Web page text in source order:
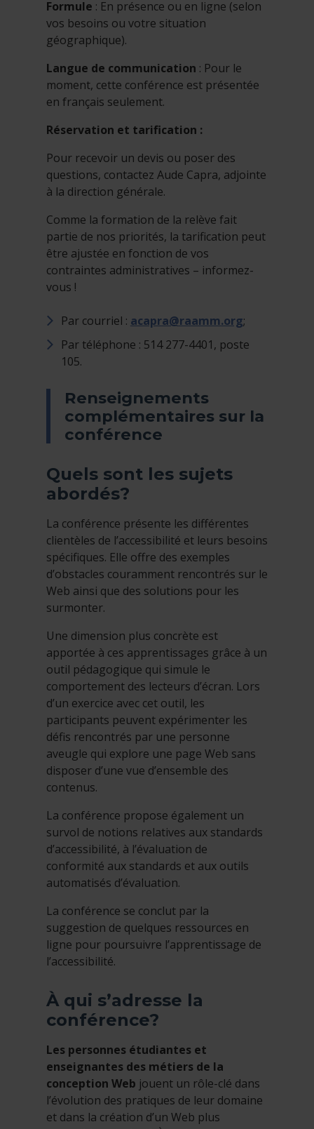
Formule : En présence ou en ligne (selon
vos besoins ou votre situation
géographique).
Langue de communication : Pour le
moment, cette conférence est présentée
en français seulement.
Réservation et tarification :
Pour recevoir un devis ou poser des
questions, contactez Aude Capra, adjointe
à la direction générale.
Comme la formation de la relève fait
partie de nos priorités, la tarification peut
être ajustée en fonction de vos
contraintes administratives – informez-
vous !
Par courriel : acapra@raamm.org;
Par téléphone : 514 277-4401, poste
105.
Renseignements
complémentaires sur la
conférence
Quels sont les sujets
abordés?
La conférence présente les différentes
clientèles de l’accessibilité et leurs besoins
spécifiques. Elle offre des exemples
d’obstacles couramment rencontrés sur le
Web ainsi que des solutions pour les
surmonter.
Une dimension plus concrète est
apportée à ces apprentissages grâce à un
outil pédagogique qui simule le
comportement des lecteurs d’écran. Lors
d’un exercice avec cet outil, les
participants peuvent expérimenter les
défis rencontrés par une personne
aveugle qui explore une page Web sans
disposer d’une vue d’ensemble des
contenus.
La conférence propose également un
survol de notions relatives aux standards
d’accessibilité, à l’évaluation de
conformité aux standards et aux outils
automatisés d’évaluation.
La conférence se conclut par la
suggestion de quelques ressources en
ligne pour poursuivre l’apprentissage de
l’accessibilité.
À qui s’adresse la
conférence?
Les personnes étudiantes et
enseignantes des métiers de la
conception Web jouent un rôle-clé dans
l’évolution des pratiques de leur domaine
et dans la création d’un Web plus